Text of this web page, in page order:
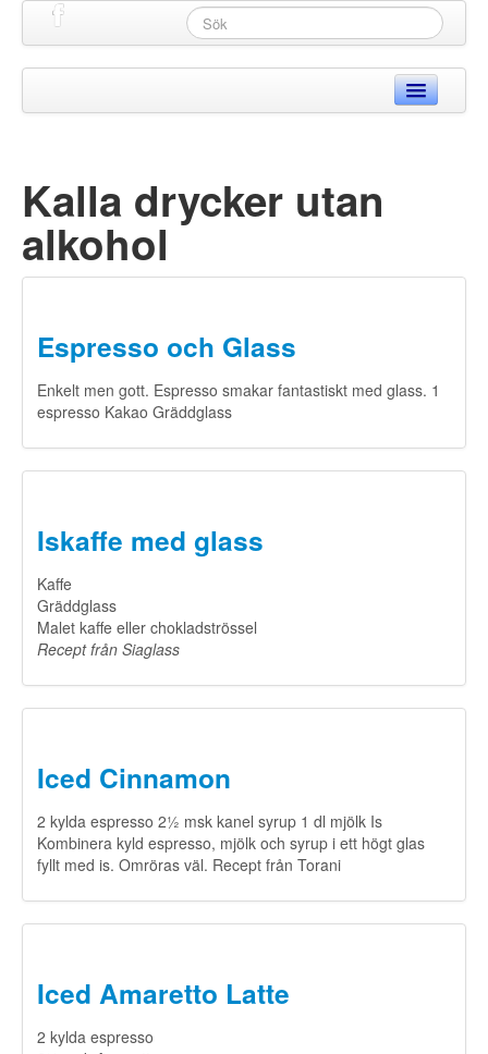
Webbshop
Begagnat
Kaffe▼
Recept▼
Kalla drycker utan
alkohol
Espresso och Glass
Enkelt men gott. Espresso smakar fantastiskt med glass. 1
espresso Kakao Gräddglass
Iskaffe med glass
Kaffe
Gräddglass
Malet kaffe eller chokladströssel
​Recept från Siaglass
Iced Cinnamon
2 kylda espresso 2½ msk kanel syrup 1 dl mjölk Is
Kombinera kyld espresso, mjölk och syrup i ett högt glas
fyllt med is. Omröras väl. Recept från Torani
Iced Amaretto Latte
2 kylda espresso